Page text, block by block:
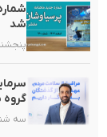
شد
پنجشنبه, ۲۸
گروه
سه شنبه, ۲۶